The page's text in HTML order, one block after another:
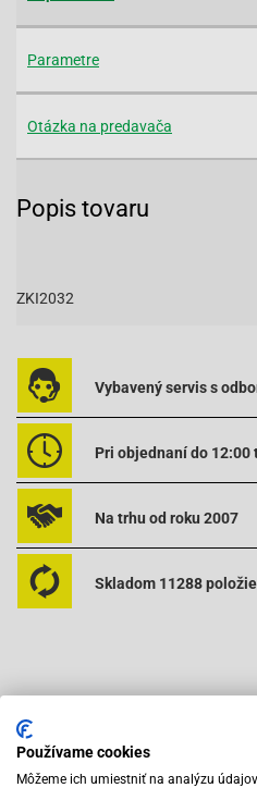
Parametre
Otázka na predavača
Popis tovaru
ZKI2032
Vybavený servis s
Pri objednaní do 12:00
Na trhu od roku 2007
Skladom 11288
Odporúčame
Používame cookies
Môžeme ich umiestniť na analýzu